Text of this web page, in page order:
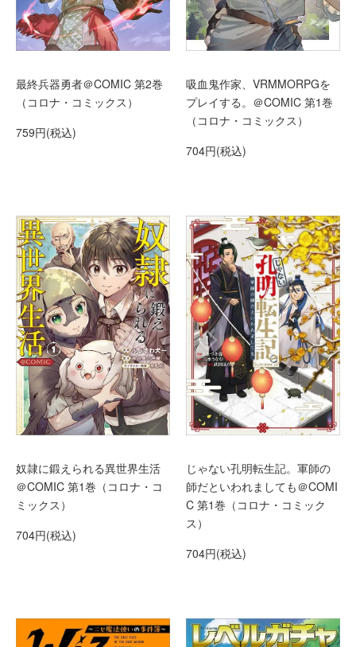
最終兵器勇者＠COMIC 第2巻
（コロナ・コミックス）
759円(税込)
吸血鬼作家、VRMMORPGを
プレイする。＠COMIC 第1巻
（コロナ・コミックス）
704円(税込)
奴隷に鍛えられる異世界生活
＠COMIC 第1巻（コロナ・コ
ミックス）
704円(税込)
じゃない孔明転生記。軍師の
師だといわれましても＠COMI
C 第1巻（コロナ・コミック
ス）
704円(税込)